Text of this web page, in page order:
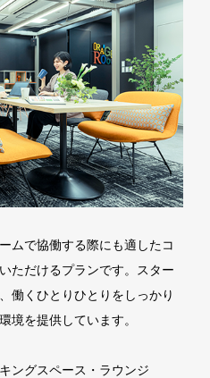
ムで協働する際にも適したコ
ただけるプランです。スター
働くひとりひとりをしっかり
境を提供しています。
ングスペース・ラウンジ